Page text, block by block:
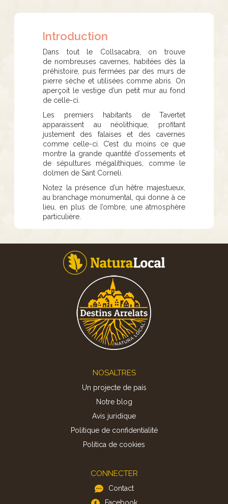
Introduction
Dans tout le Collsacabra, on trouve
de nombreuses cavernes, habitées dès la
préhistoire, puis fermées par des murs de
pierre sèche et utilisées comme abris. On
aperçoit le vestige d’un petit mur au fond
de celle-ci.
Les premiers habitants de Tavertet
apparaissent au néolithique, profitant
justement des falaises et des cavernes
comme celle-ci. C’est du moins ce que
montre la grande quantité d’ossements et
de sépultures mégalithiques, comme le
dolmen de Sant Corneli.
Notez la présence d’un hêtre majestueux,
au branchage monumental, qui donne à ce
lieu, en plus de l’ombre, une atmosphère
particulière.
NOSALTRES
Un projecte de país
Notre blog
Avis juridique
Politique de confidentialité
Politica de cookies
CONNECTER
Contact
Facebook